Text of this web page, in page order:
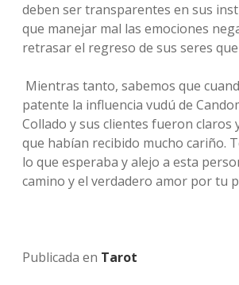
deben ser transparentes en sus
que manejar mal las emociones
retrasar el regreso de sus seres
Mientras tanto, sabemos que
patente la influencia vudú de
Collado y sus clientes fueron claros
que habían recibido mucho cariño.
lo que esperaba y alejo a esta
camino y el verdadero amor por tu
Publicada en Tarot